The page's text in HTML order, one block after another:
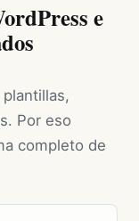
e
Por eso
completo de